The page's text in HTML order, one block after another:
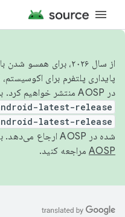
از سال ۲۰۲۶، برای
پایداری پلتفرم برای
در AOSP منتشر خواهیم کرد. برای ساخت و مشارکت در AOSP،
latest-release
latest-release
شده در AOSP ارجاع می‌دهد. برای اطلاعات بیشتر، به
AOSP مراجعه کنید.